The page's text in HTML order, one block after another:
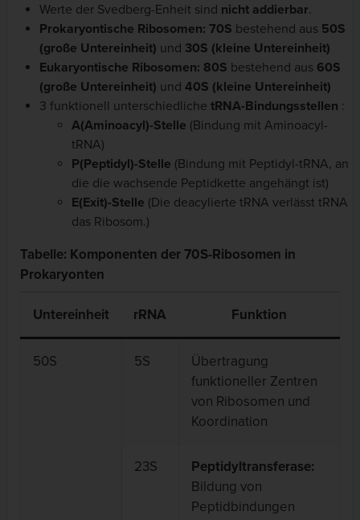
Werte der Svedberg-Enheit sind nicht addierbar.
Prokaryontische Ribosomen: 70S bestehend aus 50S
(große Untereinheit) und 30S (kleine Untereinheit)
Eukaryontische Ribosomen: 80S bestehend aus 60S
(große Untereinheit) und 40S (kleine Untereinheit)
3 funktionell unterschiedliche tRNA-Bindungsstellen :
A(Aminoacyl)-Stelle (Bindung mit Aminoacyl-
tRNA)
P(Peptidyl)-Stelle (Bindung mit Peptidyl-tRNA, an
die die wachsende Peptidkette angehängt ist)
E(Exit)-Stelle (Die deacylierte tRNA verlässt tRNA
das Ribosom.)
Tabelle: Komponenten der 70S-Ribosomen in
Prokaryonten
Untereinheit rRNA Funktion
50S 5S
Übertragung
funktioneller Zentren
von Ribosomen und
Koordination
23S
Peptidyltransferase:
Bildung von
Peptidbindungen